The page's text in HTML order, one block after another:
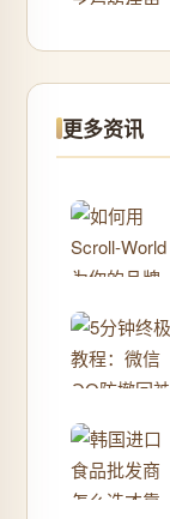
更多资讯